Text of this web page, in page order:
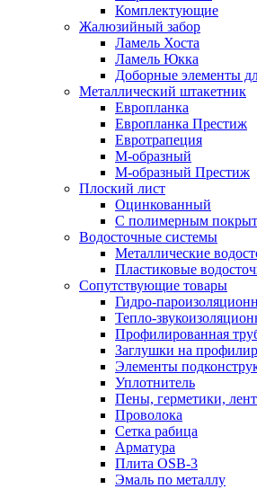
Комплектующие
Жалюзийный забор
Ламель Хоста
Ламель Юкка
Доборные элементы
Металлический штакетник
Европланка
Европланка Престиж
Евротрапеция
М-образный
М-образный Престиж
Плоский лист
Оцинкованный
С полимерным
Водосточные системы
Металлические
Пластиковые
Сопутствующие товары
Гидро-
Тепло-
Профилированная
Заглушки на
Элементы
Уплотнитель
Пены, герметики,
Проволока
Сетка рабица
Арматура
Плита OSB-3
Эмаль по металлу